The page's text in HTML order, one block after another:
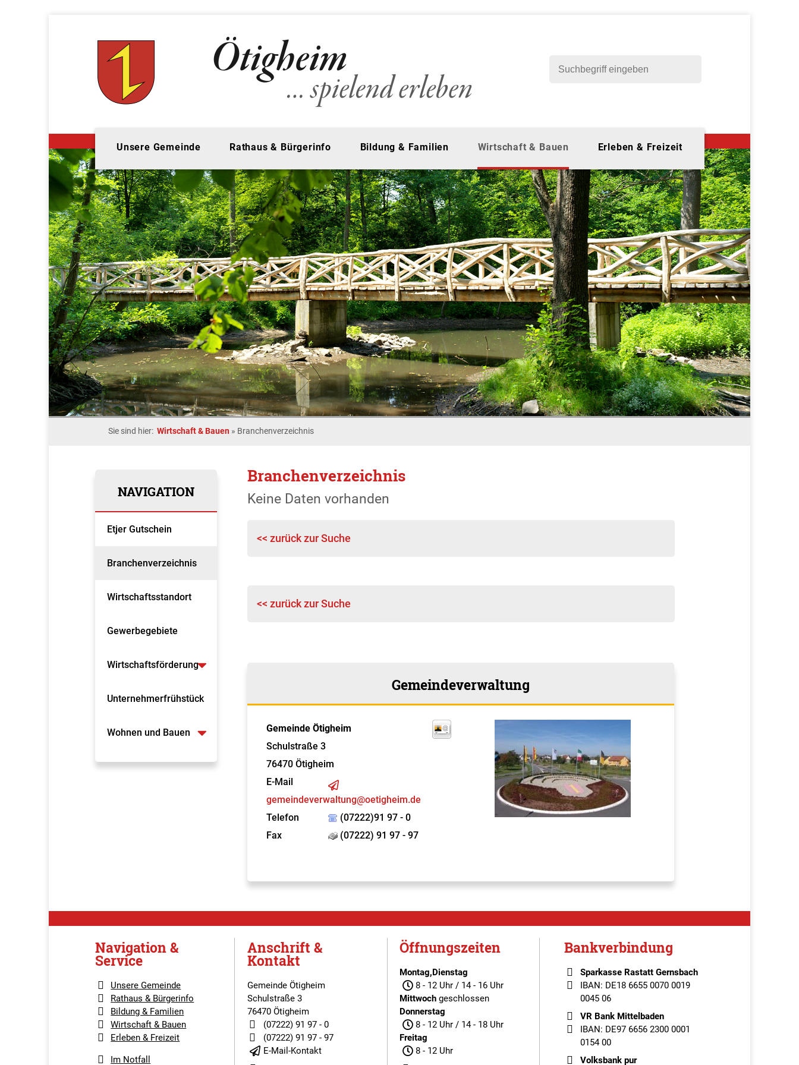
Unsere Gemeinde Rathaus & Bürgerinfo Bildung & Familien Wirtschaft & Bauen Erleben & Freizeit
Sie sind hier: Wirtschaft & Bauen » Branchenverzeichnis
NAVIGATION
Etjer Gutschein
Branchenverzeichnis
Wirtschaftsstandort
Gewerbegebiete
Wirtschaftsförderung
Unternehmerfrühstück
Wohnen und Bauen
Branchenverzeichnis
Keine Daten vorhanden
<< zurück zur Suche
<< zurück zur Suche
Gemeindeverwaltung
Gemeinde Ötigheim
Schulstraße 3
76470 Ötigheim
E-Mail
gemeindeverwaltung@oetigheim.de
Telefon
(07222)91 97 - 0
Fax
(07222) 91 97 - 97
Navigation &
Service
Unsere Gemeinde
Rathaus & Bürgerinfo
Bildung & Familien
Wirtschaft & Bauen
Erleben & Freizeit
Im Notfall
Anschrift &
Kontakt
Gemeinde Ötigheim
Schulstraße 3
76470 Ötigheim
(07222) 91 97 - 0
(07222) 91 97 - 97
E-Mail-Kontakt
Öffnungszeiten
Montag,Dienstag
8 - 12 Uhr / 14 - 16 Uhr
Mittwoch geschlossen
Donnerstag
8 - 12 Uhr / 14 - 18 Uhr
Freitag
8 - 12 Uhr
Bankverbindung
Sparkasse Rastatt Gernsbach
IBAN: DE18 6655 0070 0019
0045 06
VR Bank Mittelbaden
IBAN: DE97 6656 2300 0001
0154 00
Volksbank pur